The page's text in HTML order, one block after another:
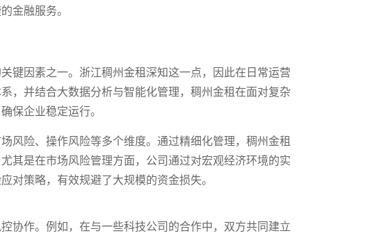
金融服务。
键因素之一。浙江稠州金租深知这一点，因此在日常运营
，并结合大数据分析与智能化管理，稠州金租在面对复杂
保企业稳定运行。
风险、操作风险等多个维度。通过精细化管理，稠州金租
其是在市场风险管理方面，公司通过对宏观经济环境的实
对策略，有效规避了大规模的资金损失。
协作。例如，在与一些科技公司的合作中，双方共同建立